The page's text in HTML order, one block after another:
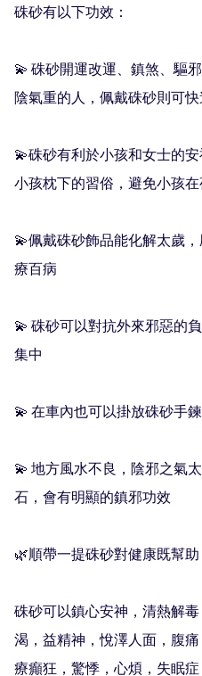
硃砂有以下功效：
💫 硃砂開運改運、鎮煞、驅
陰氣重的人，佩戴硃砂則可快
💫硃砂有利於小孩和女士的
小孩枕下的習俗，避免小孩在
💫佩戴硃砂飾品能化解太歲
療百病
💫 硃砂可以對抗外來邪惡的
集中
💫 在車內也可以掛放硃砂手
💫 地方風水不良，陰邪之氣
石，會有明顯的鎮邪功效
🌿順帶一提硃砂對健康既幫助
硃砂可以鎮心安神，清熱解
渴，益精神，悅澤人面，腹
療癲狂，驚悸，心煩，失眠